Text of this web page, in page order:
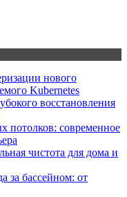
нового
Kubernetes
восстановления
потолков: современное
чистота для дома и
за бассейном: от